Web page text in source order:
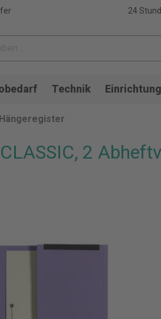
24
Technik Einrichtung
Hängeregister
2